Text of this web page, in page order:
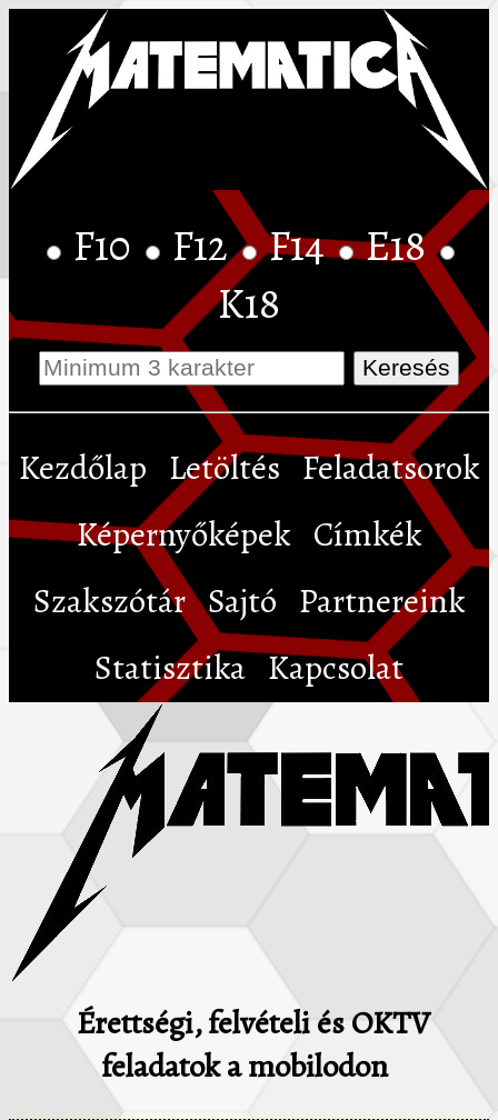
F10 F12 F14 E18
K18
Kezdőlap Letöltés Feladatsorok
Képernyőképek Címkék
Szakszótár Sajtó Partnereink
Statisztika Kapcsolat
Érettségi, felvételi és OKTV
feladatok a mobilodon